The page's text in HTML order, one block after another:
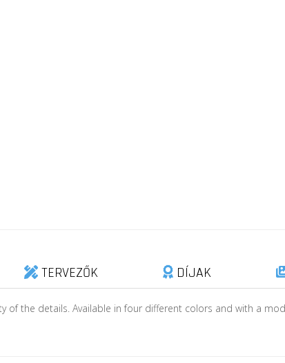
TERVEZŐK DÍJAK
the details. Available in four different colors and with a